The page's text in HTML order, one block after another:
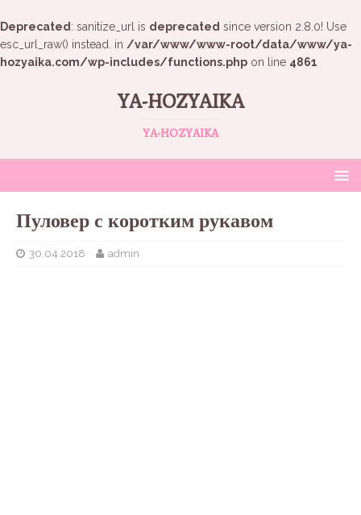
Deprecated : sanitize_url is deprecated since version 2.8.0! Use
esc_url_raw() instead. in /var/www/www-root/data/www/ya-
hozyaika.com/wp-includes/functions.php on line 4861
YA-HOZYAIKA
YA-HOZYAIKA
Пуловер с коротким рукавом
30.04.2018 admin